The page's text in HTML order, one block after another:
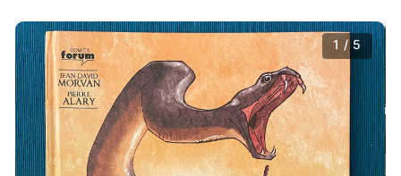
1 / 5